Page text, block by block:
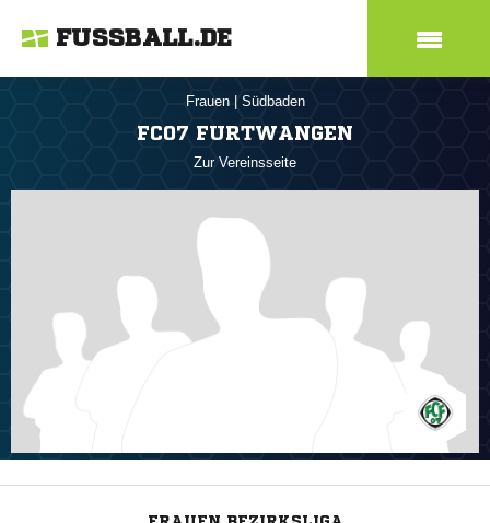
FUSSBALL.DE
Frauen Südbaden
FC07 FURTWANGEN
Zur Vereinsseite